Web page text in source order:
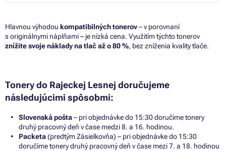
Hlavnou výhodou kompatibilných tonerov– v porovnaní
s originálnymi náplňami – je nízká cena. Využitím týchto tonerov
znížite svoje náklady na tlač až o 80 %, bez zníženia kvality tlače.
Tonery do Rajeckej Lesnej doručujeme
následujúcimi spôsobmi:
Slovenská pošta– pri objednávke do 15:30 doručíme tonery
druhý pracovný deň v čase medzi 8. a 16. hodinou.
Packeta(predtým Zásielkovňa) – pri objednávke do 15:30
doručíme tonery druhý pracovný deň v čase mezi 7. a 18. hodinou